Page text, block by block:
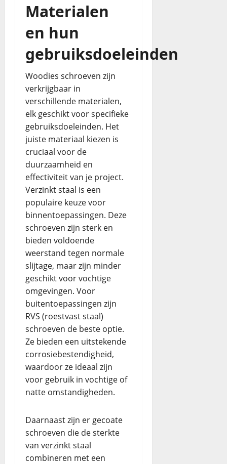
Materialen
en hun
gebruiksdoeleinden
Woodies schroeven zijn
verkrijgbaar in
verschillende materialen,
elk geschikt voor specifieke
gebruiksdoeleinden. Het
juiste materiaal kiezen is
cruciaal voor de
duurzaamheid en
effectiviteit van je project.
Verzinkt staal is een
populaire keuze voor
binnentoepassingen. Deze
schroeven zijn sterk en
bieden voldoende
weerstand tegen normale
slijtage, maar zijn minder
geschikt voor vochtige
omgevingen. Voor
buitentoepassingen zijn
RVS (roestvast staal)
schroeven de beste optie.
Ze bieden een uitstekende
corrosiebestendigheid,
waardoor ze ideaal zijn
voor gebruik in vochtige of
natte omstandigheden.
Daarnaast zijn er gecoate
schroeven die de sterkte
van verzinkt staal
combineren met een